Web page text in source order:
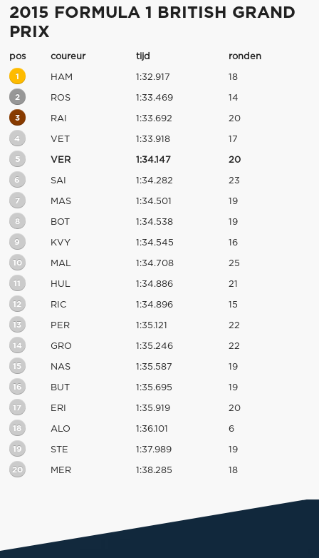
2015 FORMULA 1 BRITISH GRAND
PRIX
pos coureur tijd ronden
1 HAM 1:32.917 18
2 ROS 1:33.469 14
3 RAI 1:33.692 20
4 VET 1:33.918 17
5 VER 1:34.147 20
6 SAI 1:34.282 23
7 MAS 1:34.501 19
8 BOT 1:34.538 19
9 KVY 1:34.545 16
10 MAL 1:34.708 25
11 HUL 1:34.886 21
12 RIC 1:34.896 15
13 PER 1:35.121 22
14 GRO 1:35.246 22
15 NAS 1:35.587 19
16 BUT 1:35.695 19
17 ERI 1:35.919 20
18 ALO 1:36.101 6
19 STE 1:37.989 19
20 MER 1:38.285 18